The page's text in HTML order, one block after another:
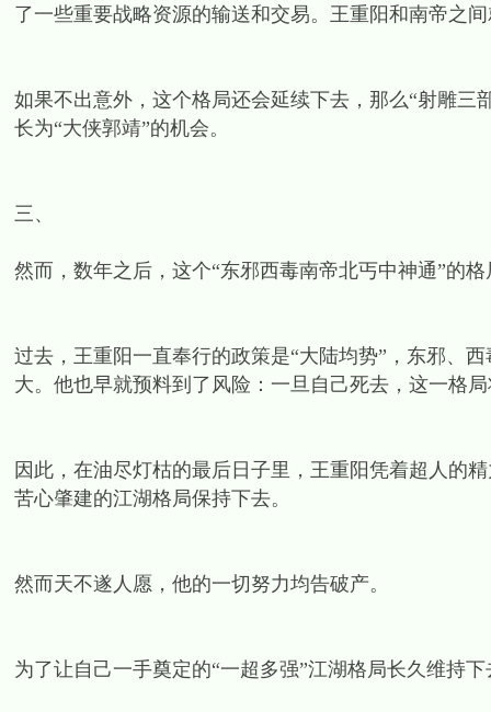
了一些重要战略资源的输送和交易。王重阳和南帝之
如果不出意外，这个格局还会延续下去，那么“射雕
长为“大侠郭靖”的机会。
三、
然而，数年之后，这个“东邪西毒南帝北丐中神通”的
过去，王重阳一直奉行的政策是“大陆均势”，东邪、
大。他也早就预料到了风险：一旦自己死去，这一格
因此，在油尽灯枯的最后日子里，王重阳凭着超人的
苦心肇建的江湖格局保持下去。
然而天不遂人愿，他的一切努力均告破产。
为了让自己一手奠定的“一超多强”江湖格局长久维持